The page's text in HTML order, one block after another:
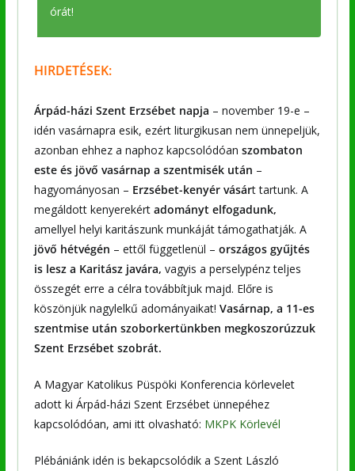
órát!
HIRDETÉSEK:
Árpád-házi Szent Erzsébet napja – november 19-e –
idén vasárnapra esik, ezért liturgikusan nem ünnepeljük,
azonban ehhez a naphoz kapcsolódóan szombaton
este és jövő vasárnap a szentmisék után –
hagyományosan – Erzsébet-kenyér vásárt tartunk. A
megáldott kenyerekért adományt elfogadunk,
amellyel helyi karitászunk munkáját támogathatják. A
jövő hétvégén – ettől függetlenül – országos gyűjtés
is lesz a Karitász javára, vagyis a perselypénz teljes
összegét erre a célra továbbítjuk majd. Előre is
köszönjük nagylelkű adományaikat! Vasárnap, a 11-es
szentmise után szoborkertünkben megkoszorúzzuk
Szent Erzsébet szobrát.
A Magyar Katolikus Püspöki Konferencia körlevelet
adott ki Árpád-házi Szent Erzsébet ünnepéhez
kapcsolódóan, ami itt olvasható: MKPK Körlevél
Plébániánk idén is bekapcsolódik a Szent László